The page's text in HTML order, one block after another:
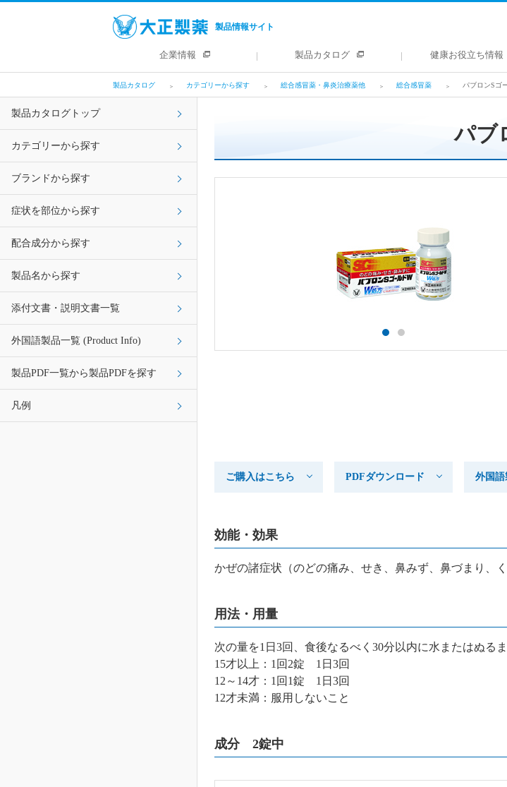
製品情報サイト
企業情報 製品カタログ 健康お役立ち情報
製品カタログ カテゴリーから探す 総合感冒薬・鼻炎治療薬他 総合感冒薬 パブロンSゴ
製品カタログトップ
カテゴリーから探す
ブランドから探す
症状を部位から探す
配合成分から探す
製品名から探す
添付文書・説明文書一覧
外国語製品一覧 (Product Info)
製品PDF一覧から製品PDFを探す
凡例
パブ
ご購入はこちら PDFダウンロード 外国
効能・効果
かぜの諸症状（のどの痛み、せき、鼻みず、鼻づまり、
用法・用量
次の量を1日3回、食後なるべく30分以内に水またはぬる
15才以上：1回2錠 1日3回
12～14才：1回1錠 1日3回
12才未満：服用しないこと
成分 2錠中